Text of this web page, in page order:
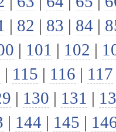
| 82 | 83 | 84 |
| 101 | 102 |
| 115 | 116 | 117
| 130 | 131 |
| 144 | 145 |